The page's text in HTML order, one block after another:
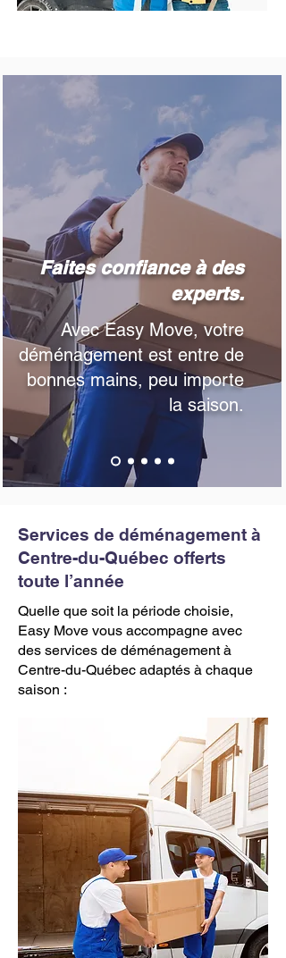
Faites confiance à des
experts.
​Avec Easy Move, votre
déménagement est entre de
bonnes mains, peu importe
la saison.
Services de déménagement à
Centre-du-Québec offerts
toute l’année
Quelle que soit la période choisie,
Easy Move vous accompagne avec
des services de déménagement à
Centre-du-Québec adaptés à chaque
saison :